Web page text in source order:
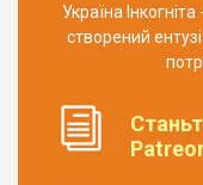
Україна
створений